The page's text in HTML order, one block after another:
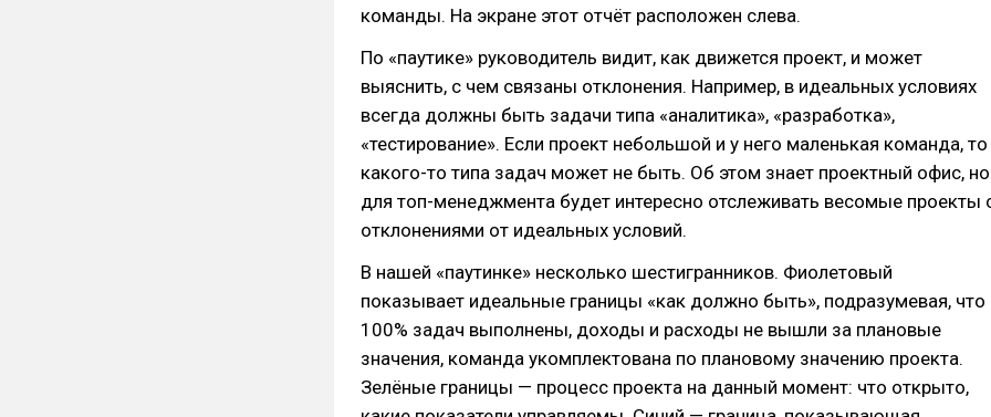
команды. На экране этот отчёт расположен слева.
По «паутике» руководитель видит, как движется проект, и может
выяснить, с чем связаны отклонения. Например, в идеальных условиях
всегда должны быть задачи типа «аналитика», «разработка»,
«тестирование». Если проект небольшой и у него маленькая команда, то
какого-то типа задач может не быть. Об этом знает проектный офис, но
для топ-менеджмента будет интересно отслеживать весомые проекты
отклонениями от идеальных условий.
В нашей «паутинке» несколько шестигранников. Фиолетовый
показывает идеальные границы «как должно быть», подразумевая, что
100% задач выполнены, доходы и расходы не вышли за плановые
значения, команда укомплектована по плановому значению проекта.
Зелёные границы — процесс проекта на данный момент: что открыто,